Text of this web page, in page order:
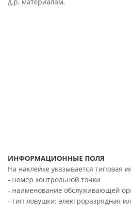
ИНФОРМАЦИОННЫЕ ПОЛЯ
На наклейке указывается типовая
- номер контрольной точки
- наименование обслуживающей
- тип ловушки: электроразрядная